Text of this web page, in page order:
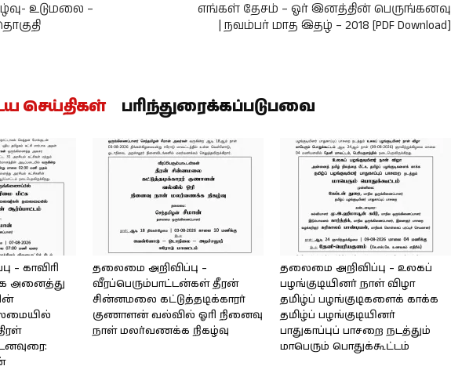
உடுமலை –
எங்கள் தேசம் – ஓர் இனத்தின் பெருங்கனவு
| நவம்பர் மாத இதழ் – 2018 [PDF Download]
செய்திகள் பரிந்துரைக்கப்படுபவை
– காவிரி
அனைத்து
தலைமை அறிவிப்பு –
வீரப்பெரும்பாட்டன்கள் தீரன்
சின்னமலை கட்டுத்தடிக்காரர்
குணாளன் வல்வில் ஓரி நினைவு
நாள் மலர்வணக்க நிகழ்வு
தலைமை அறிவிப்பு – உலகப்
பழங்குடியினர் நாள் விழா
தமிழ்ப் பழங்குடிகளைக் காக்க
தமிழ்ப் பழங்குடியினர்
பாதுகாப்புப் பாசறை நடத்தும்
மாபெரும் பொதுக்கூட்டம்